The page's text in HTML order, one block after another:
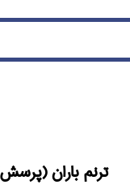
ترنم باران